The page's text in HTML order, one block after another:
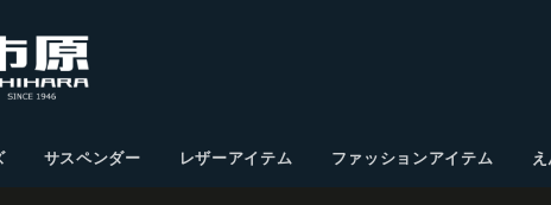
サスペンダー レザーアイテム ファッションアイテム